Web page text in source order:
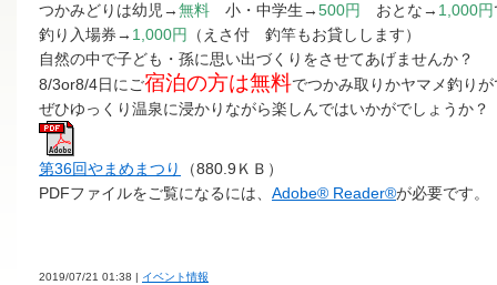
つかみどりは幼児→無料 小・中学生→500円 おとな→ 1,000円
釣り入場券→ 1,000円
（えさ付 釣竿もお貸しします）
自然の中で子ども・孫に思い出づくりをさせてあげませんか？
8/3or8/4日にご宿泊の方は無料でつかみ取りかヤマメ釣り
ぜひゆっくり温泉に浸かりながら楽しんではいかがでしょうか？
第36回やまめまつり
（880.9ＫＢ）
PDFファイルをご覧になるには、 Adobe® Reader®が必要です。
2019/07/21 01:38 | イベント情報